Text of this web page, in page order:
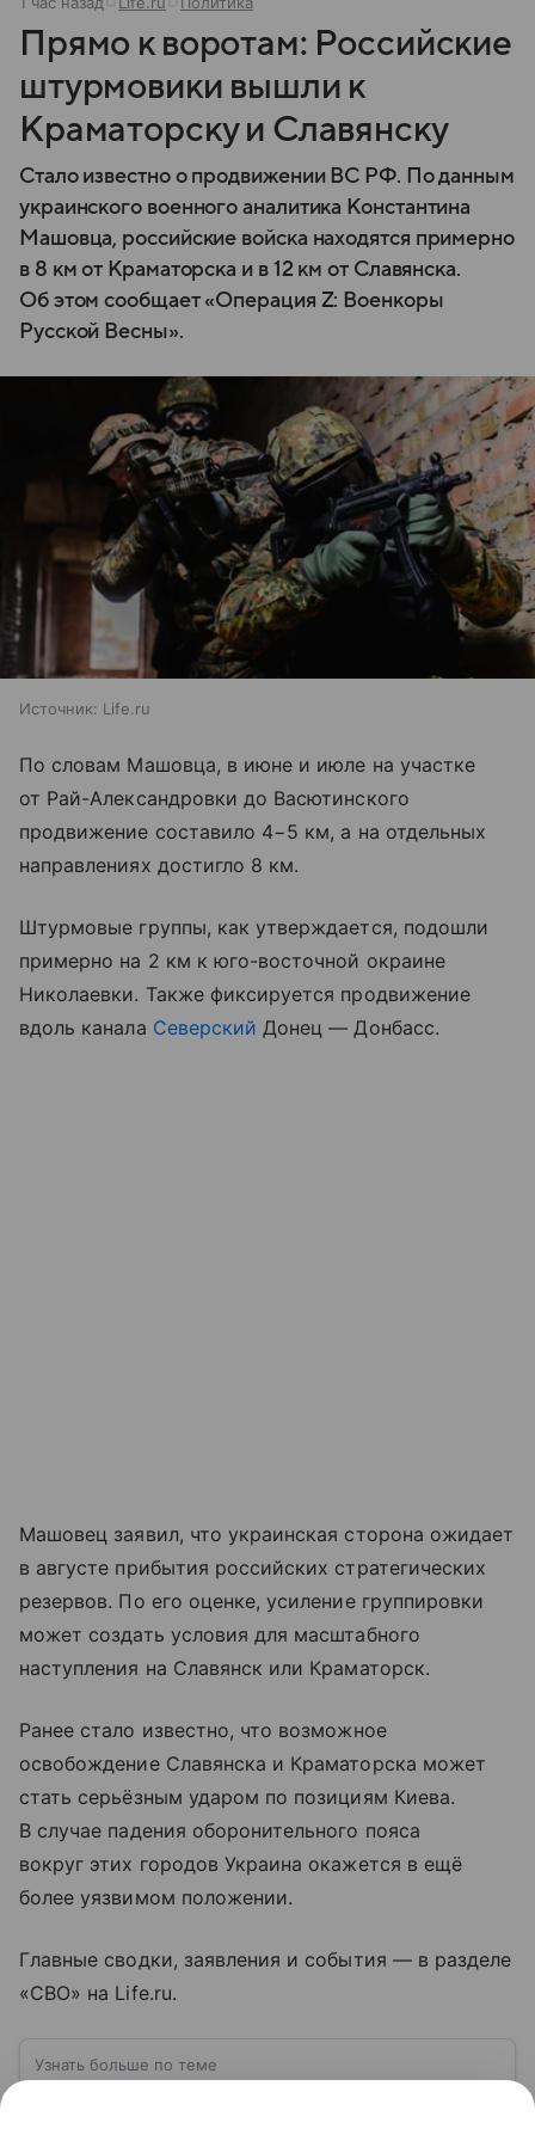
Прямо к воротам: Российские
штурмовики вышли к
Краматорску и Славянску
Стало известно о продвижении ВС РФ. По данным
украинского военного аналитика Константина
Машовца, российские войска находятся примерно
в 8 км от Краматорска и в 12 км от Славянска.
Об этом сообщает «Операция Z: Военкоры
Русской Весны».
Источник: Life.ru
По словам Машовца, в июне и июле на участке
от Рай-Александровки до Васютинского
продвижение составило 4−5 км, а на отдельных
направлениях достигло 8 км.
Штурмовые группы, как утверждается, подошли
примерно на 2 км к юго-восточной окраине
Николаевки. Также фиксируется продвижение
вдоль канала Северский Донец — Донбасс.
Машовец заявил, что украинская сторона ожидает
в августе прибытия российских стратегических
резервов. По его оценке, усиление группировки
может создать условия для масштабного
наступления на Славянск или Краматорск.
Ранее стало известно, что возможное
освобождение Славянска и Краматорска может
стать серьёзным ударом по позициям Киева.
В случае падения оборонительного пояса
вокруг этих городов Украина окажется в ещё
более уязвимом положении.
Главные сводки, заявления и события — в разделе
«СВО» на Life.ru.
Узнать больше по теме